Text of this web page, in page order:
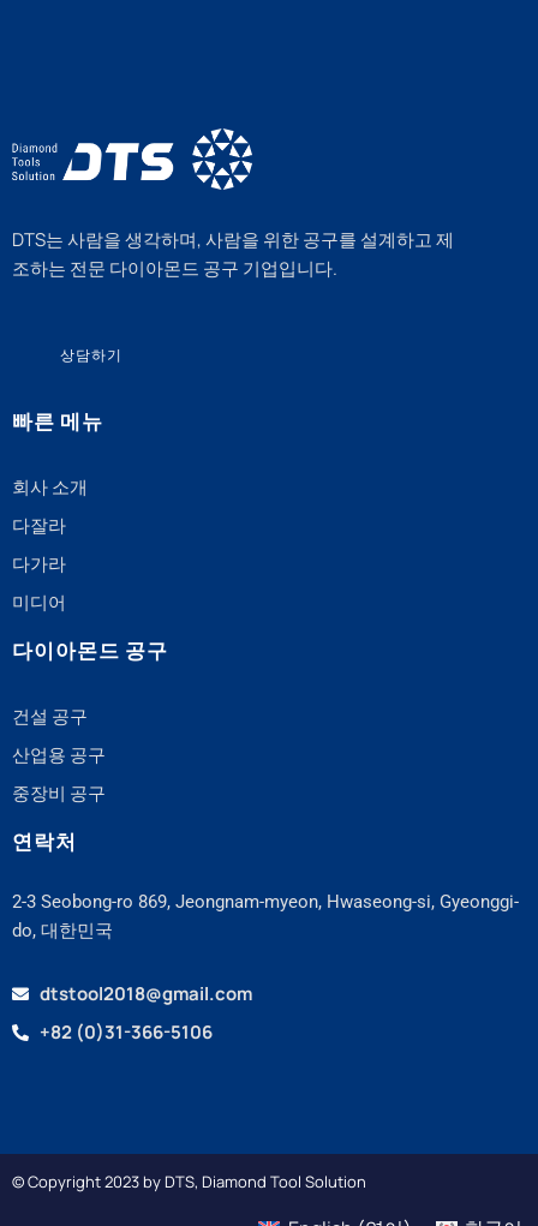
DTS는 사람을 생각하며, 사람을 위한 공구를 설계하고 제
조하는 전문 다이아몬드 공구 기업입니다.
상담하기
빠른 메뉴
회사 소개
다잘라
다가라
미디어
다이아몬드 공구
건설 공구
산업용 공구
중장비 공구
연락처
2-3 Seobong-ro 869, Jeongnam-myeon, Hwaseong-si, Gyeonggi-
do, 대한민국
dtstool2018@gmail.com
+82 (0)31-366-5106
© Copyright 2023 by DTS, Diamond Tool Solution